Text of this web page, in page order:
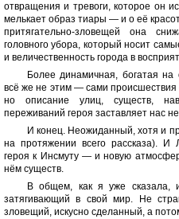
отвращения и тревоги, которое он
мелькает образ тиары — и о её
притягательно-зловещей она
головного убора, который носит
и величественность города в
Более динамичная, богатая на
всё же не этим — сами
но описание улиц, существ,
переживаний героя заставляет нас
И конец. Неожиданный, хотя и
на протяжении всего рассказа). И
героя к Инсмуту — и новую
нём существ.
В общем, как я уже сказала,
затягивающий в свой мир. Не
зловещий, искусно сделанный, а